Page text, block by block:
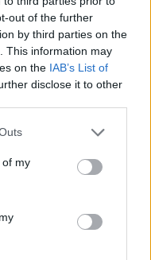
out of the further
by third parties on the
This information may
on the IAB’s List of
disclose it to other
one or more Google
You may click to
its third-party tags to
in below Google
of my
con lo
la strada al
logo
di
e caos nel traffico